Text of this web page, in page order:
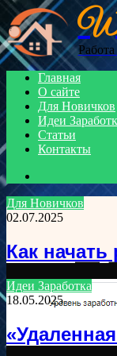
Menu
Главная
О сайте
Для Новичков
Идеи
Статьи
Контакты
Для Новичков
02.07.2025
Как начать
Идеи Заработка
18.05.2025